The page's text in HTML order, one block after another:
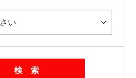
検 索